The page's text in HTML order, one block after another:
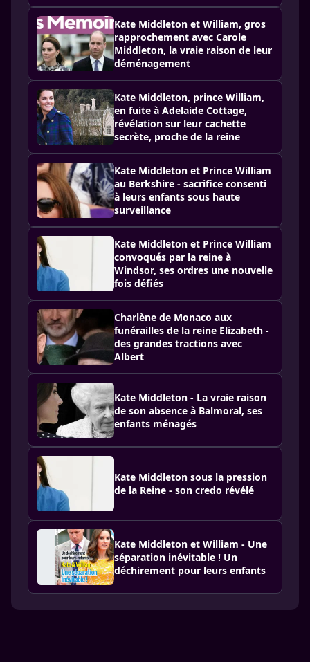
Kate Middleton et William, gros
rapprochement avec Carole
Middleton, la vraie raison de leur
déménagement
Kate Middleton, prince William,
en fuite à Adelaide Cottage,
révélation sur leur cachette
secrète, proche de la reine
Kate Middleton et Prince William
au Berkshire - sacrifice consenti
à leurs enfants sous haute
surveillance
Kate Middleton et Prince William
convoqués par la reine à
Windsor, ses ordres une nouvelle
fois défiés
Charlène de Monaco aux
funérailles de la reine Elizabeth -
des grandes tractions avec
Albert
Kate Middleton - La vraie raison
de son absence à Balmoral, ses
enfants ménagés
Kate Middleton sous la pression
de la Reine - son credo révélé
Kate Middleton et William - Une
séparation inévitable ! Un
déchirement pour leurs enfants